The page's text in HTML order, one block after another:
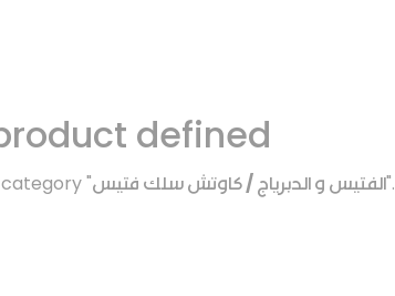
defined
"الفتيس و الدبرياج / كاوتش سلك فتيس".